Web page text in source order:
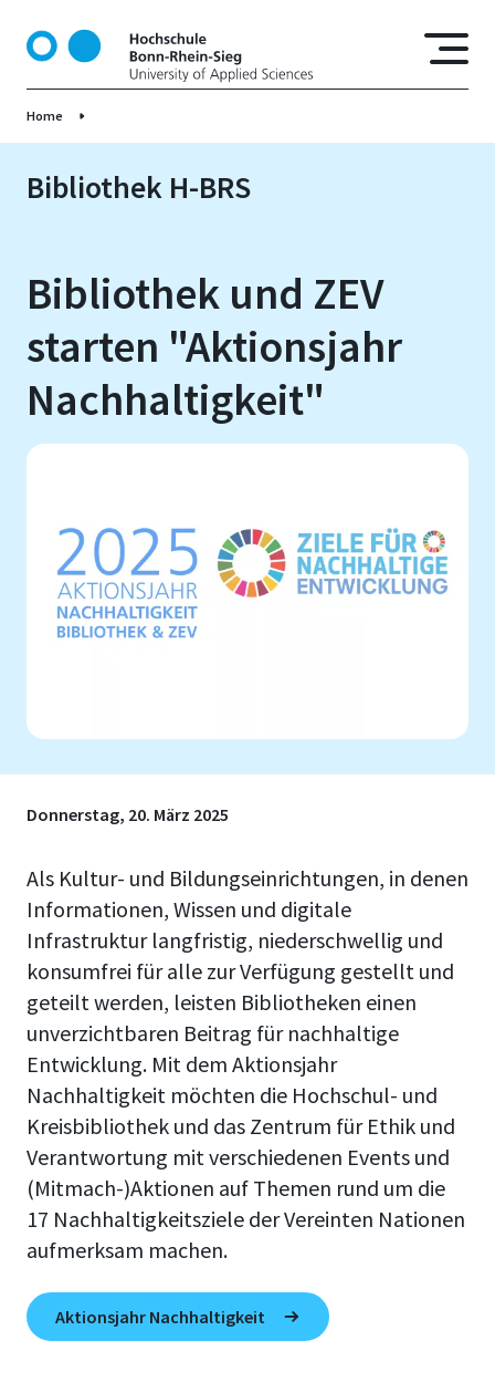
t
Home
Bibliothek H-BRS
Bibliothek und ZEV
starten "Aktionsjahr
Nachhaltigkeit"
Donnerstag, 20. März 2025
Als Kultur- und Bildungseinrichtungen, in denen
Informationen, Wissen und digitale
Infrastruktur langfristig, niederschwellig und
konsumfrei für alle zur Verfügung gestellt und
geteilt werden, leisten Bibliotheken einen
unverzichtbaren Beitrag für nachhaltige
Entwicklung. Mit dem Aktionsjahr
Nachhaltigkeit möchten die Hochschul- und
Kreisbibliothek und das Zentrum für Ethik und
Verantwortung mit verschiedenen Events und
(Mitmach-)Aktionen auf Themen rund um die
17 Nachhaltigkeitsziele der Vereinten Nationen
aufmerksam machen.
Aktionsjahr Nachhaltigkeit